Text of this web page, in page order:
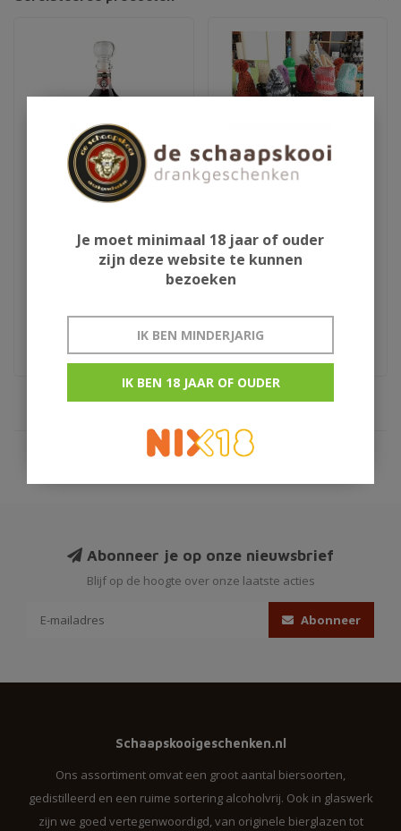
wijnlikeur
Woensdrecht
rumlikeur uit woensdrecht
Abonneer je op onze nieuwsbrief
Blijf op de hoogte over onze laatste acties
Abonneer
Schaapskooigeschenken.nl
Ons assortiment omvat een groot aantal biersoorten,
gedistilleerd en een ruime sortering alcoholvrij. Ook in glaswerk
zijn we goed vertegenwoordigd, van originele bierglazen tot
Je moet minimaal 18 jaar of ouder
zijn deze website te kunnen
bezoeken
IK BEN MINDERJARIG
IK BEN 18 JAAR OF OUDER